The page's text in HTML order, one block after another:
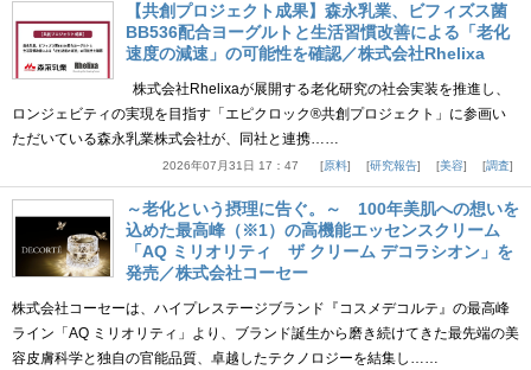
【共創プロジェクト成果】森永乳業、ビフィズス菌
BB536配合ヨーグルトと生活習慣改善による「老化
速度の減速」の可能性を確認／株式会社Rhelixa
株式会社Rhelixaが展開する老化研究の社会実装を推進し、
ロンジェビティの実現を目指す「エピクロック®共創プロジェクト」に参画い
ただいている森永乳業株式会社が、同社と連携……
2026年07月31日 17：47 原料 研究報告 美容 調査
～老化という摂理に告ぐ。～ 100年美肌への想いを
込めた最高峰（※1）の高機能エッセンスクリーム
「AQ ミリオリティ ザ クリーム デコラシオン」を
発売／株式会社コーセー
株式会社コーセーは、ハイプレステージブランド『コスメデコルテ』の最高峰
ライン「AQ ミリオリティ」より、ブランド誕生から磨き続けてきた最先端の美
容皮膚科学と独自の官能品質、卓越したテクノロジーを結集し……